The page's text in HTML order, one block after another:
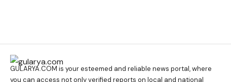
GULARYA.COM is your esteemed and reliable news portal, where
you can access not only verified reports on local and national